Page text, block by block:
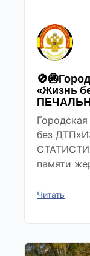
«Жизнь
без
памяти
Читать